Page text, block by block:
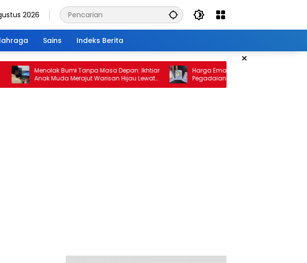
2026
Sains Indeks Berita
×
Menolak Bumi Tanpa Masa Depan: Ikhtiar
Anak Muda Merajut Warisan Hijau Lewat
Portal Waktu
Harga Emas 10 Februari 2026: Antam dan
Pegadaian Kembali Melonjak